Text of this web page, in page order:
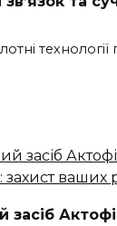
засіб